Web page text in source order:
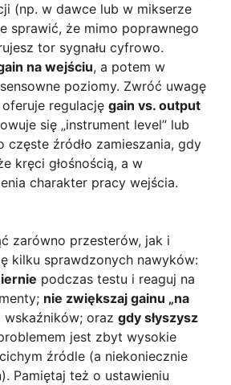
(np. w dawce lub w mikserze
sprawić, że mimo poprawnego
tor sygnału cyfrowo.
na wejściu, a potem w
poziomy. Zwróć uwagę
regulację gain vs. output
się „instrument level” lub
częste źródło zamieszania, gdy
kręci głośnością, a w
charakter pracy wejścia.
zarówno przesterów, jak i
kilku sprawdzonych nawyków:
podczas testu i reaguj na
nie zwiększaj gainu „na
oraz gdy słyszysz
jest zbyt wysokie
źródle (a niekoniecznie
Pamiętaj też o ustawieniu